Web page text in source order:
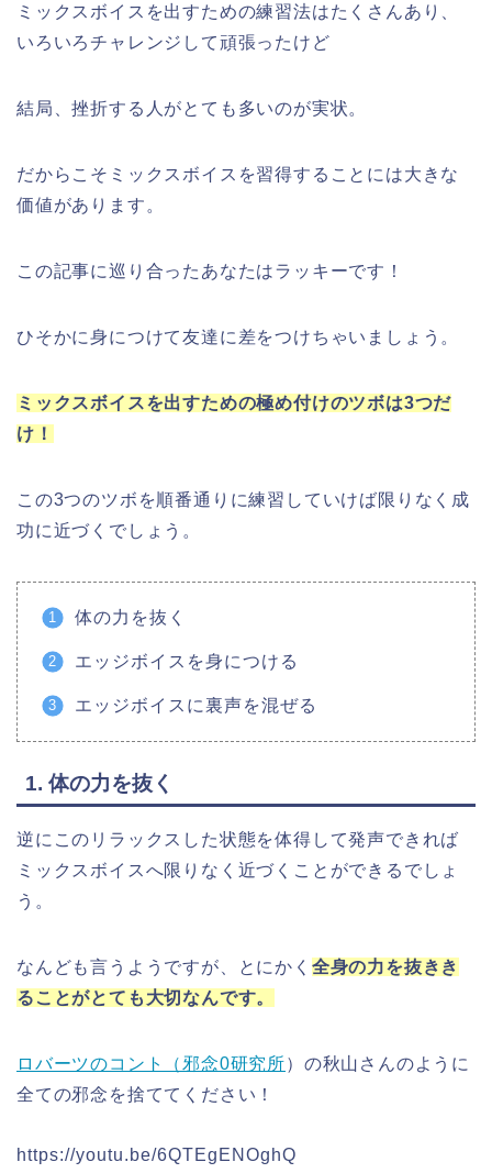
ミックスボイスを出すための練習法はたくさんあり、
いろいろチャレンジして頑張ったけど
結局、挫折する人がとても多いのが実状。
だからこそミックスボイスを習得することには大きな
価値があります。
この記事に巡り合ったあなたはラッキーです！
ひそかに身につけて友達に差をつけちゃいましょう。
ミックスボイスを出すための極め付けのツボは3つだ
け！
この3つのツボを順番通りに練習していけば限りなく成
功に近づくでしょう。
体の力を抜く
エッジボイスを身につける
エッジボイスに裏声を混ぜる
1. 体の力を抜く
逆にこのリラックスした状態を体得して発声できれば
ミックスボイスへ限りなく近づくことができるでしょ
う。
なんども言うようですが、とにかく 全身の力を抜きき
ることがとても大切なんです。
ロバーツのコント（邪念0研究所）の秋山さんのように
全ての邪念を捨ててください！
https://youtu.be/6QTEgENOghQ